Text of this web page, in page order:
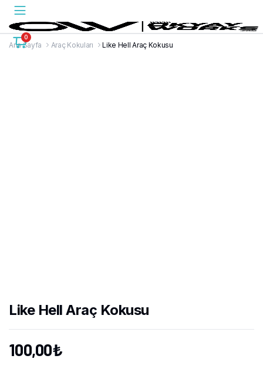
0
Ana Sayfa Araç Kokuları Like Hell Araç Kokusu
Like Hell Araç Kokusu
100,00₺